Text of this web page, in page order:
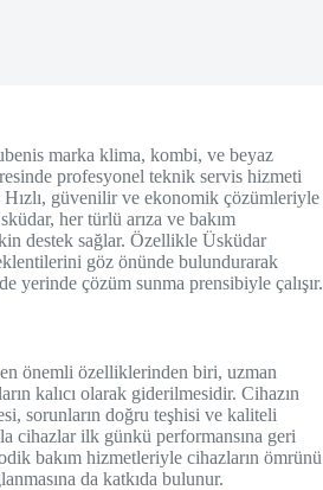
marka klima, kombi, ve beyaz
profesyonel teknik servis hizmeti
güvenilir ve ekonomik çözümleriyle
her türlü arıza ve bakım
destek sağlar. Özellikle Üsküdar
göz önünde bulundurarak
yerinde çözüm sunma prensibiyle çalışır.
önemli özelliklerinden biri, uzman
kalıcı olarak giderilmesidir. Cihazın
sorunların doğru teşhisi ve kaliteli
cihazlar ilk günkü performansına geri
bakım hizmetleriyle cihazların ömrünü
da katkıda bulunur.